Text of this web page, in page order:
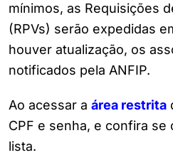
mínimos, as Requisições
(RPVs) serão expedidas
houver atualização, os
notificados pela ANFIP.
Ao acessar a área restrita
CPF e senha, e confira se
lista.